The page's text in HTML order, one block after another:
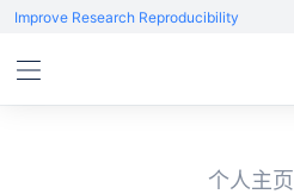
Improve Research Reproducibility
个人主页